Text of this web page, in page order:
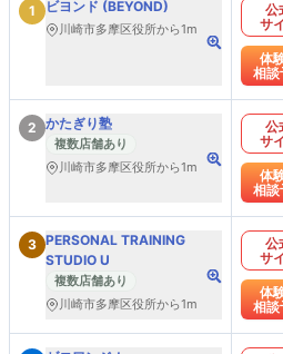
1 ビヨンド (BEYOND)
川崎市多摩区役所から1m
公
サ
体
相談
2 かたぎり塾
複数店舗あり
川崎市多摩区役所から1m
公
サ
体
相談
3 PERSONAL TRAINING
STUDIO U
複数店舗あり
川崎市多摩区役所から1m
公
サ
体
相談